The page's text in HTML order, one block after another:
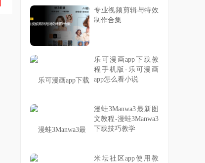
专业视频剪辑与特效
制作合集
乐可漫画app下载教
程手机版-乐可漫画
app怎么看小说
漫蛙3Manwa3最新图
文教程-漫蛙3Manwa3
下载技巧教学
米坛社区app使用教